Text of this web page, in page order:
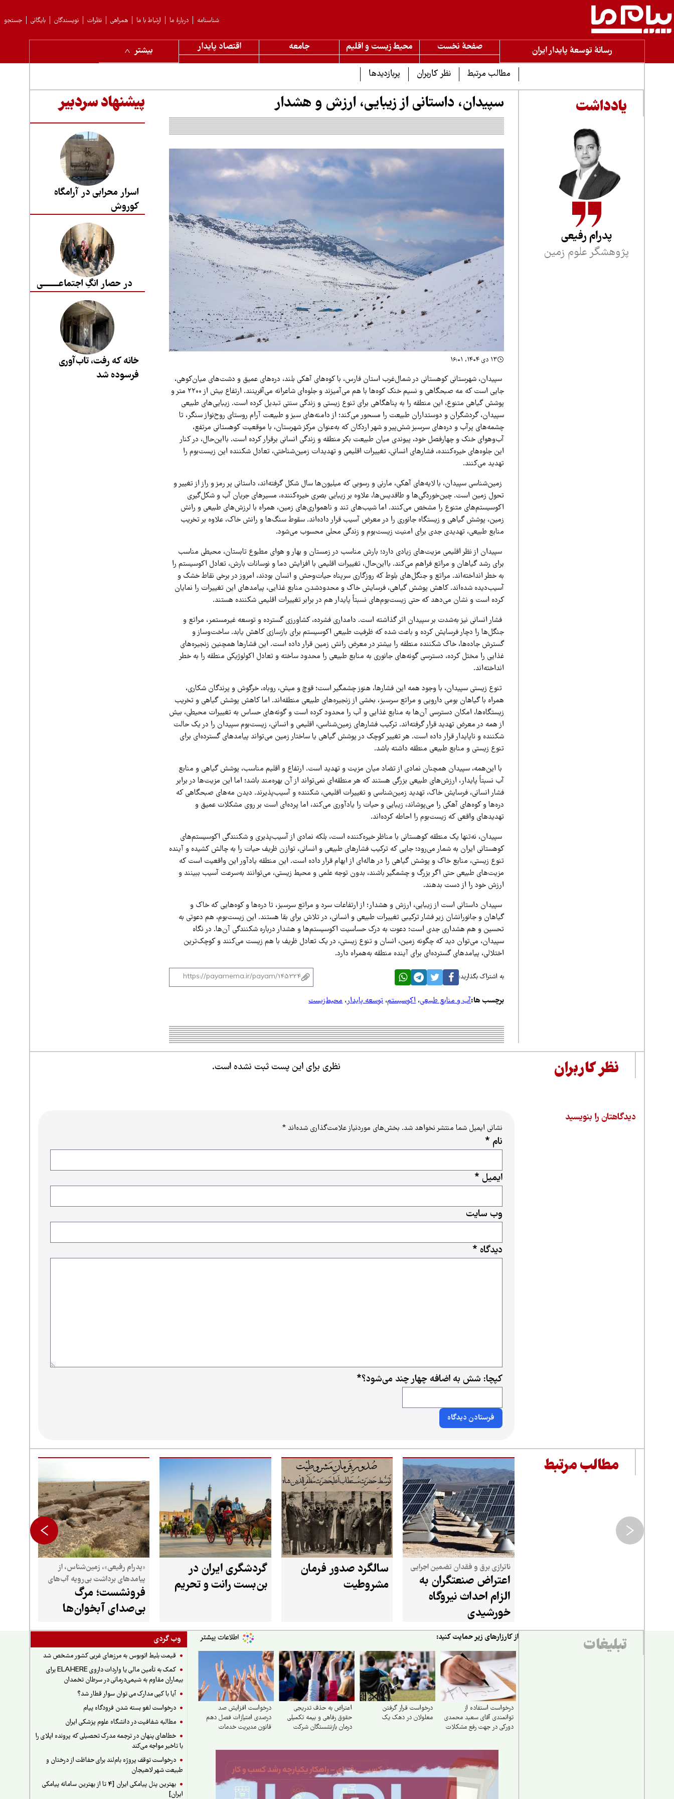
جستجو بایگانی نویسندگان نظرات همراهی ارتباط با ما دربارهٔ ما شناسنامه
رسانۀ توسعۀ پایدار ایران صفحۀ نخست محیط زیست و اقلیم جامعه اقتصاد پایدار
بیشتر
مطالب مرتبط
نظر کاربران پربازدیدها
یادداشت
پدرام رفیعی
پژوهشگر علوم زمین
سپیدان، داستانی از زیبایی، ارزش و هشدار
۱۳ دی ۱۴۰۴، ۱۶:۰۱
سپیدان، شهرستانی کوهستانی در شمال‌غرب استان فارس، با کوه‌های آهکی بلند، دره‌های عمیق و دشت‌های میان‌کوهی،
جایی است که مه صبحگاهی و نسیم خنک کوه‌ها با هم می‌آمیزند و جلوه‌ای شاعرانه می‌آفرینند. ارتفاع بیش از ۲۲۰۰ متر و
پوشش گیاهی متنوع، این منطقه را به پناهگاهی برای تنوع زیستی و زندگی سنتی تبدیل کرده است. زیبایی‌های طبیعی
سپیدان، گردشگران و دوستداران طبیعت را مسحور می‌کند؛ از دامنه‌های سبز و طبیعت آرام روستای روح‌نواز سنگر، تا
چشمه‌های پرآب و دره‌های سرسبز شش‌پیر و شهر اردکان که به‌عنوان مرکز شهرستان، با موقعیت کوهستانی مرتفع،
آب‌وهوای خنک و چهارفصل خود، پیوندی میان طبیعت بکر منطقه و زندگی انسانی برقرار کرده است. بااین‌حال، در کنار
این جلوه‌های خیره‌کننده، فشارهای انسانی، تغییرات اقلیمی و تهدیدات زمین‌شناختی، تعادل شکننده این زیست‌بوم را
تهدید می‌کنند.
زمین‌شناسی سپیدان، با لایه‌های آهکی، مارنی و رسوبی که میلیون‌ها سال شکل‌ گرفته‌اند، داستانی پر رمز و راز از تغییر و
تحول زمین است. چین‌خوردگی‌ها و طاقدیس‌ها، علاوه بر زیبایی بصری خیره‌کننده، مسیرهای جریان آب و شکل‌گیری
اکوسیستم‌های متنوع را مشخص می‌کنند. اما شیب‌های تند و ناهمواری‌های زمین، همراه با لرزش‌های طبیعی و رانش
زمین، پوشش گیاهی و زیستگاه جانوری را در معرض آسیب قرار داده‌اند. سقوط سنگ‌ها و رانش خاک، علاوه بر تخریب
منابع طبیعی، تهدیدی جدی برای امنیت زیست‌بوم و زندگی محلی محسوب می‌شود.
سپیدان از نظر اقلیمی مزیت‌های زیادی دارد؛ بارش مناسب در زمستان و بهار و هوای مطبوع تابستان، محیطی مناسب
برای رشد گیاهان و مراتع فراهم می‌کند. بااین‌حال، تغییرات اقلیمی با افزایش دما و نوسانات بارش، تعادل اکوسیستم را
به خطر انداخته‌اند. مراتع و جنگل‌های بلوط که روزگاری سرپناه حیات‌وحش و انسان بودند، امروز در برخی نقاط خشک و
آسیب‌دیده شده‌اند. کاهش پوشش گیاهی، فرسایش خاک و محدودشدن منابع غذایی، پیامدهای این تغییرات را نمایان
کرده است و نشان می‌دهد که حتی زیست‌بوم‌های نسبتاً پایدار هم در برابر تغییرات اقلیمی شکننده هستند.
فشار انسانی نیز به‌شدت بر سپیدان اثر گذاشته است. دامداری فشرده، کشاورزی گسترده و توسعه غیرمستمر، مراتع و
جنگل‌ها را دچار فرسایش کرده و باعث شده که ظرفیت طبیعی اکوسیستم برای بازسازی کاهش یابد. ساخت‌وساز و
گسترش جاده‌ها، خاک شکننده منطقه را بیشتر در معرض رانش زمین قرار داده است. این فشارها همچنین زنجیره‌های
غذایی را مختل کرده، دسترسی گونه‌های جانوری به منابع طبیعی را محدود ساخته و تعادل اکولوژیکی منطقه را به خطر
انداخته‌اند.
تنوع زیستی سپیدان، با وجود همه این فشارها، هنوز چشمگیر است؛ قوچ و میش، روباه، خرگوش و پرندگان شکاری،
همراه با گیاهان بومی دارویی و مراتع سرسبز، بخشی از زنجیره‌های طبیعی منطقه‌اند. اما کاهش پوشش گیاهی و تخریب
زیستگاه‌ها، امکان دسترسی آن‌ها به منابع غذایی و آب را محدود کرده است و گونه‌های حساس به تغییرات محیطی، بیش
از همه در معرض تهدید قرار گرفته‌اند. ترکیب فشارهای زمین‌شناسی، اقلیمی و انسانی، زیست‌بوم سپیدان را در یک حالت
شکننده و ناپایدار قرار داده است. هر تغییر کوچک در پوشش گیاهی یا ساختار زمین می‌تواند پیامدهای گسترده‌ای برای
تنوع زیستی و منابع طبیعی منطقه داشته باشد.
با این‌همه، سپیدان همچنان نمادی از تضاد میان مزیت و تهدید است. ارتفاع و اقلیم مناسب، پوشش گیاهی و منابع
آب نسبتاً پایدار، ارزش‌های طبیعی بزرگی هستند که هر منطقه‌ای نمی‌تواند از آن بهره‌مند باشد؛ اما این مزیت‌ها در برابر
فشار انسانی، فرسایش خاک، تهدید زمین‌شناسی و تغییرات اقلیمی، شکننده و آسیب‌پذیرند. دیدن مه‌های صبحگاهی که
دره‌ها و کوه‌های آهکی را می‌پوشاند، زیبایی و حیات را یادآوری می‌کند، اما پرده‌ای است بر روی مشکلات عمیق و
تهدیدهای واقعی که زیست‌بوم را احاطه کرده‌اند.
سپیدان، نه‌تنها یک منطقه کوهستانی با مناظر خیره‌کننده است، بلکه نمادی از آسیب‌پذیری و شکنندگی اکوسیستم‌های
کوهستانی ایران به شمار می‌رود؛ جایی که ترکیب فشارهای طبیعی و انسانی، توازن ظریف حیات را به چالش کشیده و آینده
تنوع زیستی، منابع خاک و پوشش گیاهی را در هاله‌ای از ابهام قرار داده است. این منطقه یادآور این واقعیت است که
مزیت‌های طبیعی حتی اگر بزرگ و چشمگیر باشند، بدون توجه علمی و محیط زیستی، می‌توانند به‌سرعت آسیب ببینند و
ارزش خود را از دست بدهند.
سپیدان داستانی است از زیبایی، ارزش و هشدار؛ از ارتفاعات سرد و مراتع سرسبز، تا دره‌ها و کوه‌هایی که خاک و
گیاهان و جانورانشان زیر فشار ترکیبی تغییرات طبیعی و انسانی، در تلاش برای بقا هستند. این زیست‌بوم، هم دعوتی به
تحسین و هم هشداری جدی است؛ دعوت به درک حساسیت اکوسیستم‌ها و هشدار درباره شکنندگی آن‌ها. در نگاه
سپیدان، می‌توان دید که چگونه زمین، انسان و تنوع زیستی، در یک تعادل ظریف با هم زیست می‌کنند و کوچک‌ترین
اختلالی، پیامدهای گسترده‌ای برای آینده منطقه به‌همراه دارد.
به اشتراک بگذارید:
برچسب ها:آب و منابع طبیعی،اکوسیستم،توسعه پایدار،محیط‌زیست
پیشنهاد سردبیر
اسرار محرابی در آرامگاه
کوروش
در حصار انگِ اجتماعــــــــی
خانه که رفت، تاب‌آوری
فرسوده شد
نظر کاربران نظری برای این پست ثبت نشده است.
دیدگاهتان را بنویسید
نشانی ایمیل شما منتشر نخواهد شد. بخش‌های موردنیاز علامت‌گذاری شده‌اند*
دیدگاه *
نام *
ایمیل *
وب‌ سایت
کپچا: شش به اضافه چهار چند می‌شود؟*
مطالب مرتبط
ناترازی برق و فقدان تضمین اجرایی
اعتراض صنعتگران به
الزام احداث نیروگاه
خورشیدی
سالگرد صدور فرمان
مشروطیت
گردشگری ایران در
بن‌بست رانت و تحریم
«پدرام رفیعی»، زمین‌شناس، از
پیامدهای برداشت بی‌رویه آب‌های
زیرزمینی می‌گوید
فرونشست؛ مرگ
بی‌صدای آبخوان‌ها
تبلیغات وب گردی
قیمت بلیط اتوبوس به مرزهای غربی کشور مشخص شد
کمک به تأمین مالی یا واردات داروی ELAHERE برای
بیماران مقاوم به شیمی‌درمانی در سرطان تخمدان
آیا با کپی مدارک می توان سوار قطار شد؟
درخواست لغو بسته شدن فرودگاه پیام
مطالبه شفافیت در دانشگاه علوم پزشکی ایران
خطاهای پنهان در ترجمه مدرک تحصیلی که پرونده اپلای را
با تاخیر مواجه می‌کند
درخواست توقف پروژه بام‌لند برای حفاظت از درختان و
طبیعت شهر لاهیجان
بهترین پنل پیامکی ایران [4 تا از بهترین سامانه پیامکی
ایران]
از کارزارهای زیر حمایت کنید:
درخواست استفاده از
توانمندی آقای سعید محمدی
دورکی در جهت رفع مشکلات
درخواست قرار گرفتن
معلولان در دهک یک
اعتراض به حذف تدریجی
حقوق رفاهی و بیمه تکمیلی
درمان بازنشستگان شرکت
درخواست افزایش صد
درصدی امتیازات فصل دهم
قانون مدیریت خدمات